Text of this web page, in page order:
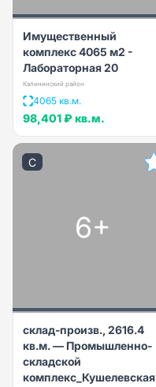
Имущественный
комплекс 4065 м2 -
Лабораторная 20
Калининский район
4065 кв.м.
98,401 ₽ кв.м.
C
6+
склад-произв., 2616.4
кв.м. — Промышленно-
складской
комплекс_Кушелевская